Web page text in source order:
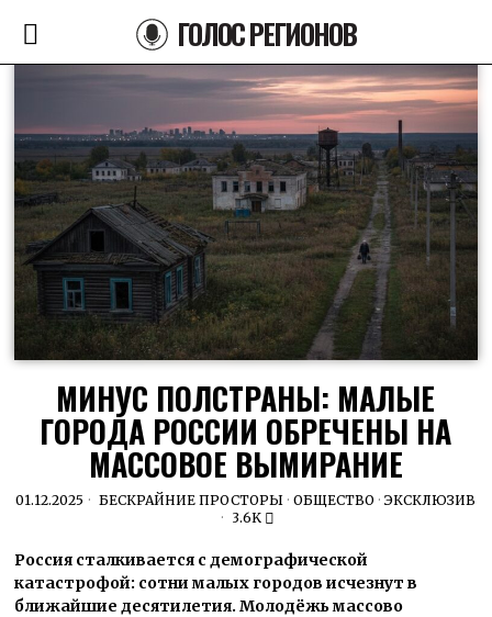
ГОЛОС РЕГИОНОВ
МИНУС ПОЛСТРАНЫ: МАЛЫЕ
ГОРОДА РОССИИ ОБРЕЧЕНЫ НА
МАССОВОЕ ВЫМИРАНИЕ
01.12.2025 БЕСКРАЙНИЕ ПРОСТОРЫ · ОБЩЕСТВО · ЭКСКЛЮЗИВ
3.6K
Россия сталкивается с демографической
катастрофой: сотни малых городов исчезнут в
ближайшие десятилетия. Молодёжь массово